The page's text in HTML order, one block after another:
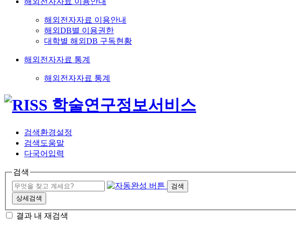
해외전자자료 이용안내
해외DB별 이용권한
대학별 해외DB 구독현황
해외전자자료 통계
해외전자자료 통계
검색환경설정
검색도움말
다국어입력
검색
검색
상세검색
결과 내 재검색